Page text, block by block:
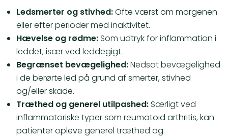
Ledsmerter og stivhed:Ofte værst om morgenen
eller efter perioder med inaktivitet.
Hævelse og rødme:Som udtryk for inflammation i
leddet, især ved leddegigt.
Begrænset bevægelighed:Nedsat bevægelighed
i de berørte led på grund af smerter, stivhed
og/eller skade.
Træthed og generel utilpashed:Særligt ved
inflammatoriske typer som reumatoid arthritis, kan
patienter opleve generel træthed og